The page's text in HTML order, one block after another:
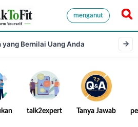
menganut
yang Bernilai Uang Anda
talk2expert Tanya Jawab